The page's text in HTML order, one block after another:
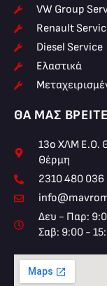
VW Group
Renault
Diesel Service
Ελαστικά
ΘΑ ΜΑΣ ΒΡΕΊΤΕ
13ο ΧΛΜ Ε.Ο.
Θέρμη
2310 480 036
Δευ - Παρ:
Σαβ: 9:00 -